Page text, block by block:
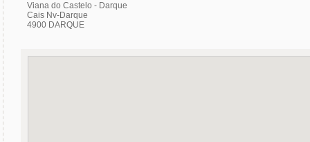
Viana do Castelo - Darque
Cais Nv-Darque
4900 DARQUE